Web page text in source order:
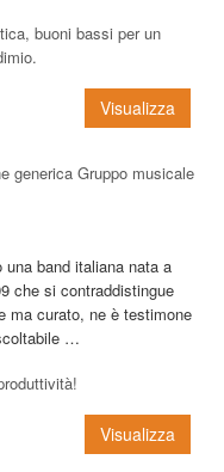
buoni bassi per un
Visualizza
generica Gruppo musicale
band italiana nata a
che si contraddistingue
ma curato, ne è testimone
…
Visualizza